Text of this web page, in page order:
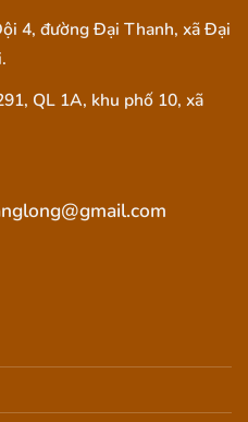
4, đường Đại Thanh, xã Đại
QL 1A, khu phố 10, xã